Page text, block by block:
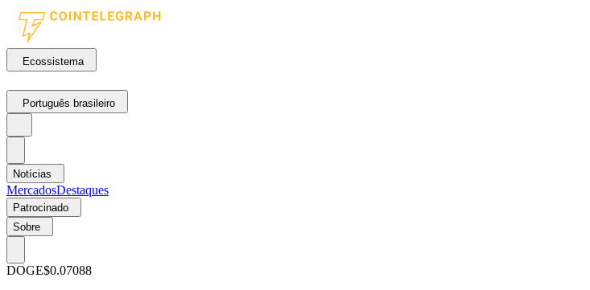
Ecossistema
Português brasileiro
Notícias
MercadosDestaques
Patrocinado
Sobre
DOGE$0.07088